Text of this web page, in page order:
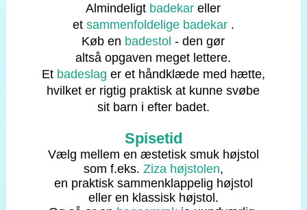
Almindeligt badekar eller
et sammenfoldelige badekar .
Køb en badestol - den gør
altså opgaven meget lettere.
Et badeslag er et håndklæde med hætte,
hvilket er rigtig praktisk at kunne svøbe
sit barn i efter badet.
Spisetid
Vælg mellem en æstetisk smuk højstol
som f.eks. Ziza højstolen,
en praktisk sammenklappelig højstol
eller en klassisk højstol.